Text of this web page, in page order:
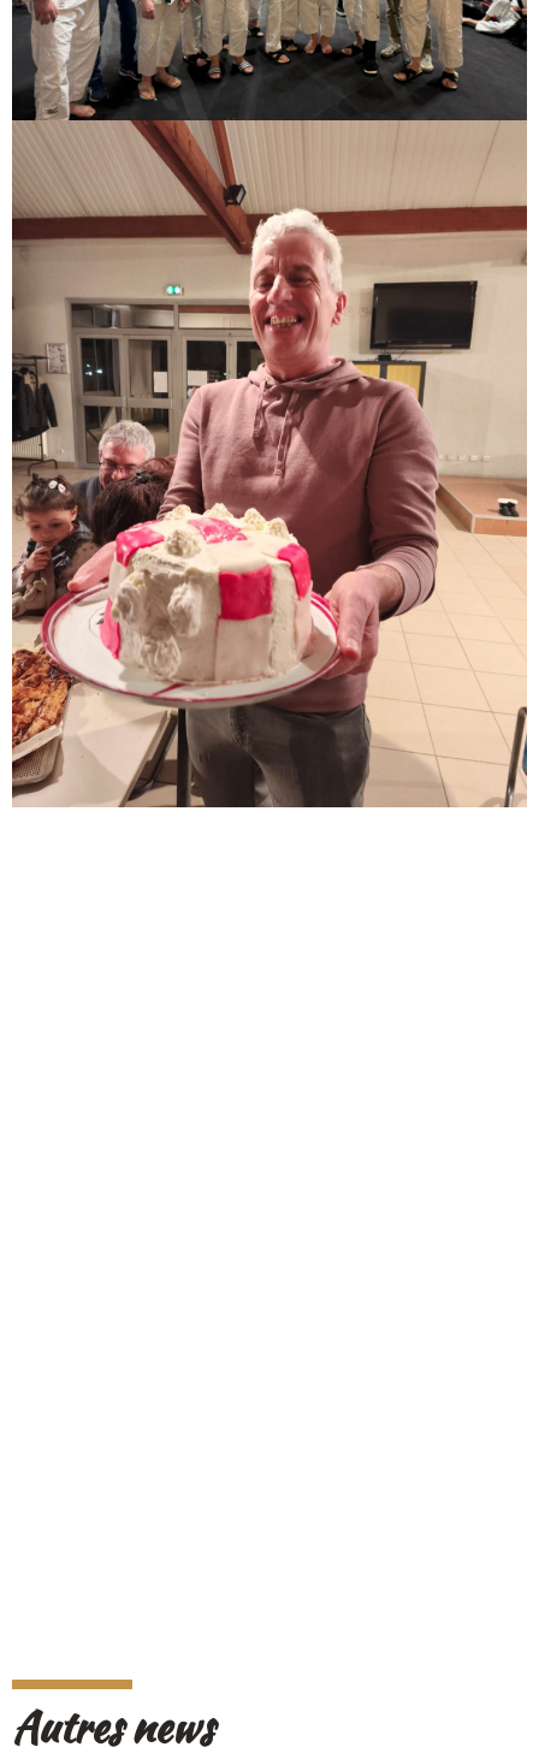
Autres news